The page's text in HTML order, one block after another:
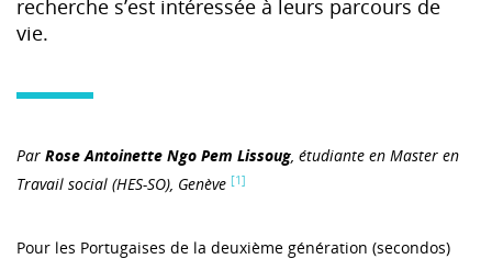
recherche s’est intéressée à leurs parcours de
vie.
Par Rose Antoinette Ngo Pem Lissoug, étudiante en Master en
Travail social (HES-SO), Genève [1]
Pour les Portugaises de la deuxième génération (secondos)